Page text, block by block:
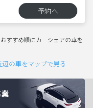
予約へ
すすめ順にカーシェアの車を
の車をマップで見る